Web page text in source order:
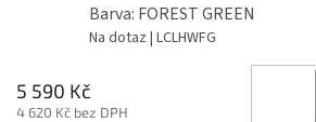
Barva: FOREST GREEN
Na dotaz | LCLHWFG
5 590 Kč
4 620 Kč bez DPH